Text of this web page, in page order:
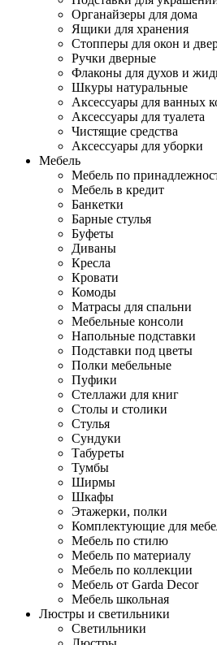
Органайзеры для дома
Ящики для хранения
Стопперы для окон и
Ручки дверные
Флаконы для духов и
Шкуры натуральные
Аксессуары для ванных
Аксессуары для туалета
Чистящие средства
Аксессуары для уборки
Мебель
Мебель по
Мебель в кредит
Банкетки
Барные стулья
Буфеты
Диваны
Кресла
Кровати
Комоды
Матрасы для спальни
Мебельные консоли
Напольные подставки
Подставки под цветы
Полки мебельные
Пуфики
Стеллажи для книг
Столы и столики
Стулья
Сундуки
Табуреты
Тумбы
Ширмы
Шкафы
Этажерки, полки
Комплектующие для
Мебель по стилю
Мебель по материалу
Мебель по коллекции
Мебель от Garda Decor
Мебель школьная
Люстры и светильники
Светильники